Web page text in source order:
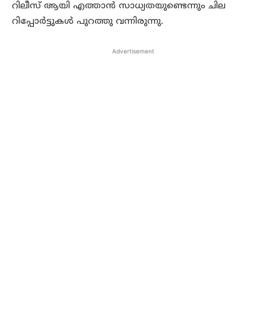
റിലീസ് ആയി എത്താൻ സാധ്യതയുണ്ടെന്നും ചില
റിപ്പോർട്ടുകൾ പുറത്തു വന്നിരുന്നു.
Advertisement